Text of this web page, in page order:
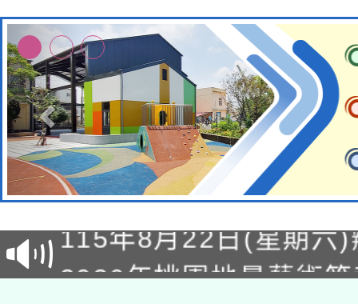
轉知經濟部水利署委託
業技術研究院辦理「
用水績優單位及節水達
115年8月22日(星期六
桃園市孔廟祈福系列
2026年桃園地景藝術